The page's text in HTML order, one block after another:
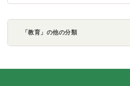
「教育」の他の分類